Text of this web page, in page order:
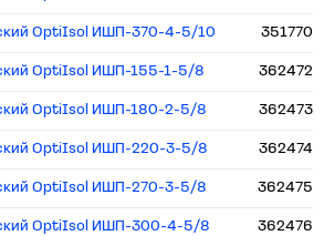
OptiIsol ИШП-370-4-5/10 351770
OptiIsol ИШП-155-1-5/8 362472
OptiIsol ИШП-180-2-5/8 362473
OptiIsol ИШП-220-3-5/8 362474
OptiIsol ИШП-270-3-5/8 362475
OptiIsol ИШП-300-4-5/8 362476